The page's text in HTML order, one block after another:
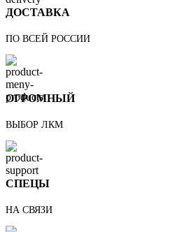
ДОСТАВКА
ПО ВСЕЙ РОССИИ
ОГРОМНЫЙ
ВЫБОР ЛКМ
СПЕЦЫ
НА СВЯЗИ